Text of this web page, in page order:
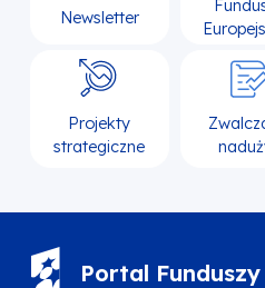
Newsletter
Projekty
strategiczne
Portal